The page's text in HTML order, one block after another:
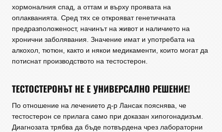
хормоналния спад, а оттам и върху проявата на
оплакванията. Сред тях се открояват генетичната
предразположеност, начинът на живот и наличието на
хронични заболявания. Значение имат и употребата на
алкохол, тютюн, както и някои медикаменти, които могат да
потиснат производството на тестостерон.
ТЕСТОСТЕРОНЪТ НЕ Е УНИВЕРСАЛНО РЕШЕНИЕ!
По отношение на лечението д-р Лансак пояснява, че
тестостерон се прилага само при доказан хипогонадизъм.
Диагнозата трябва да бъде потвърдена чрез лабораторни